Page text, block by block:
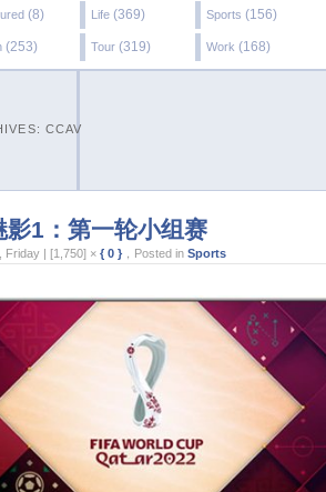
(8) Life (369) Sports (156)
(253) Tour (319) Work (168)
CCAV
影1：第一轮小组赛
Friday | [1,750] ×{ 0 } ，Posted inSports